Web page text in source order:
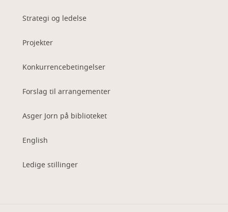
Strategi og ledelse
Projekter
Konkurrencebetingelser
Forslag til arrangementer
Asger Jorn på biblioteket
English
Ledige stillinger